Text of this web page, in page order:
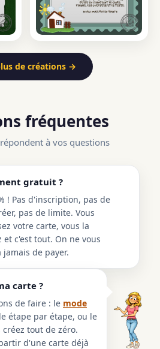
de créations →
fréquentes
à vos questions
gratuit ?
! Pas d'inscription, pas de
pas de limite. Vous
votre carte, vous la
et c'est tout. On ne vous
de payer.
carte ?
de faire : le mode
étape par étape, ou le
créez tout de zéro.
d'une carte déjà